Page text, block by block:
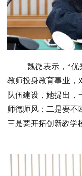
魏微表示，“优
教师投身教育事业，
队伍建设，她提出，
师德师风；二是要不
三是要开拓创新教学